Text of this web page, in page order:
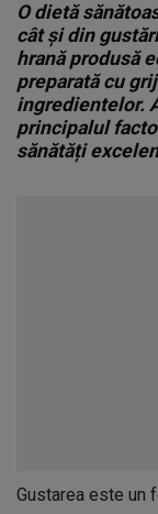
O dietă
cât și din
hrană produsă
preparată cu
ingredientelor.
principalul
sănătăți
Gustarea este un